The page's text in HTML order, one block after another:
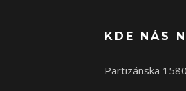
KDE NÁS
Partizánska 1580